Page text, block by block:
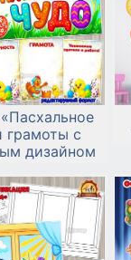
грамоты с
дизайном